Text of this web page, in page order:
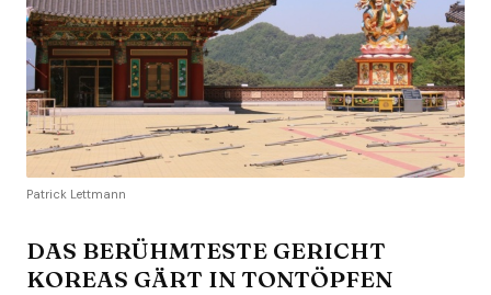
Patrick Lettmann
DAS BERÜHMTESTE GERICHT
KOREAS GÄRT IN TONTÖPFEN